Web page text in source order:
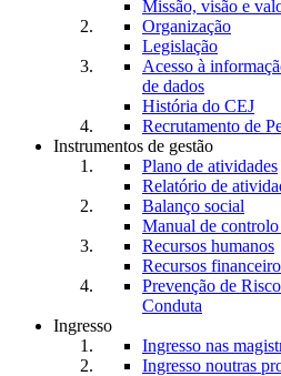
Missão, visão e
Organização
Legislação
Acesso à
de dados
História do CEJ
Recrutamento de
Instrumentos de gestão
Plano de atividades
Relatório de
Balanço social
Manual de
Recursos humanos
Recursos
Prevenção de
Conduta
Ingresso
Ingresso nas
Ingresso noutras